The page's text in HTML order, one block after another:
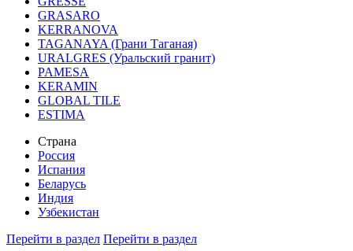
GRASARO
KERRANOVA
TAGANAYA (Грани Таганая)
URALGRES (Уральский гранит)
PAMESA
KERAMIN
GLOBAL TILE
ESTIMA
Страна
Россия
Испания
Беларусь
Индия
Узбекистан
Перейти в раздел Перейти в раздел